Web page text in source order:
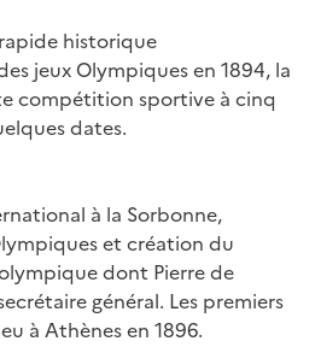
rapide historique
jeux Olympiques en 1894, la
compétition sportive à cinq
dates.
à la Sorbonne,
et création du
dont Pierre de
général. Les premiers
à Athènes en 1896.